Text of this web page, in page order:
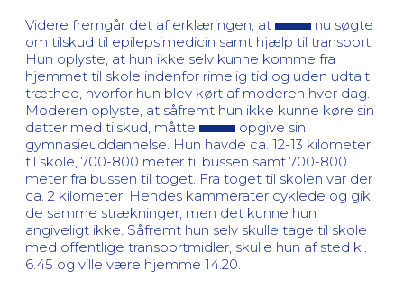
Videre fremgår det af erklæringen, at
nu søgte
om tilskud til epilepsimedicin samt hjælp til transport.
Hun oplyste, at hun ikke selv kunne komme fra
hjemmet til skole indenfor rimelig tid og uden udtalt
træthed, hvorfor hun blev kørt af moderen hver dag.
Moderen oplyste, at såfremt hun ikke kunne køre sin
datter med tilskud, måtte
opgive sin
gymnasieuddannelse. Hun havde ca. 12-13 kilometer
til skole, 700-800 meter til bussen samt 700-800
meter fra bussen til toget. Fra toget til skolen var der
ca. 2 kilometer. Hendes kammerater cyklede og gik
de samme strækninger, men det kunne hun
angiveligt ikke. Såfremt hun selv skulle tage til skole
med offentlige transportmidler, skulle hun af sted kl.
6.45 og ville være hjemme 14.20.